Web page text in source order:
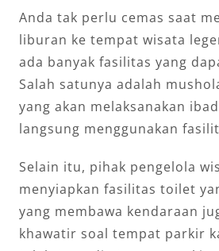
Anda tak perlu cemas saat
liburan ke tempat wisata
ada banyak fasilitas yang
Salah satunya adalah
yang akan melaksanakan
langsung menggunakan
Selain itu, pihak pengelola
menyiapkan fasilitas toilet
yang membawa kendaraan
khawatir soal tempat parkir